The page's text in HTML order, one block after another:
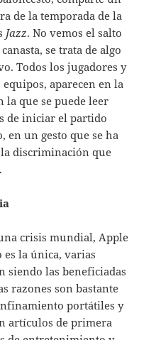
de la temporada de la
Jazz. No vemos el salto
se trata de algo
Todos los jugadores y
aparecen en la
la que se puede leer
de iniciar el partido
en un gesto que se ha
discriminación que
crisis mundial, Apple
es la única, varias
siendo las beneficiadas
razones son bastante
portátiles y
artículos de primera